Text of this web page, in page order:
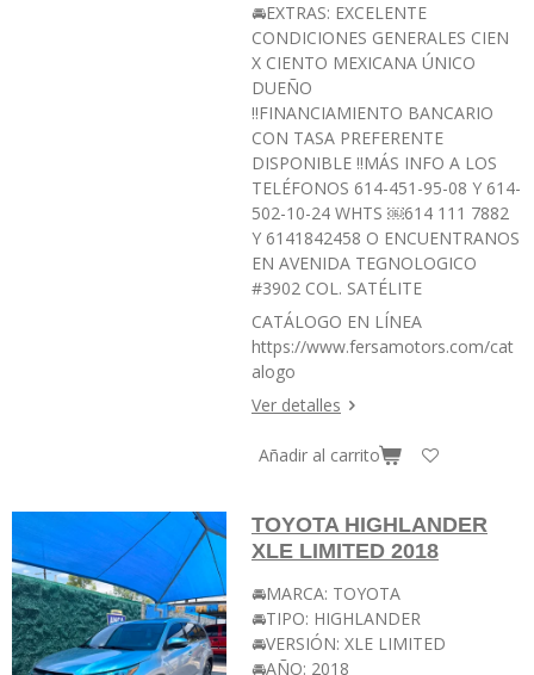
🚘EXTRAS: EXCELENTE
CONDICIONES GENERALES CIEN
X CIENTO MEXICANA ÚNICO
DUEÑO
‼️FINANCIAMIENTO BANCARIO
CON TASA PREFERENTE
DISPONIBLE ‼️MÁS INFO A LOS
TELÉFONOS 614-451-95-08 Y 614-
502-10-24 WHTS ￼⁨614 111 7882⁩
Y 6141842458 O ENCUENTRANOS
EN AVENIDA TEGNOLOGICO
#3902 COL. SATÉLITE
CATÁLOGO EN LÍNEA
https://www.fersamotors.com/cat
alogo
Ver detalles
Añadir al carrito
TOYOTA HIGHLANDER
XLE LIMITED 2018
🚘MARCA: TOYOTA
🚘TIPO: HIGHLANDER
🚘VERSIÓN: XLE LIMITED
🚘AÑO: 2018